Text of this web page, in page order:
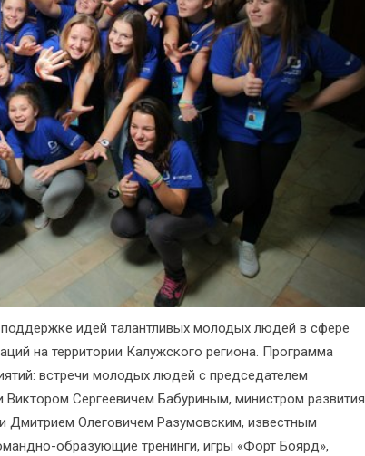
идей талантливых молодых людей в сфере
на территории Калужского региона. Программа
встречи молодых людей с председателем
Сергеевичем Бабуриным, министром развития
Олеговичем Разумовским, известным
образующие тренинги, игры «Форт Боярд»,